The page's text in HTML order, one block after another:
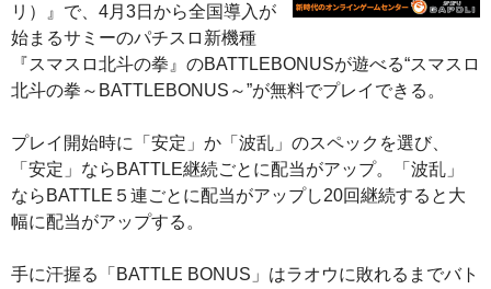
リ）』で、4月3日から全国導入が
始まるサミーのパチスロ新機種
『スマスロ北斗の拳』のBATTLEBONUSが遊べる“スマスロ
北斗の拳～BATTLEBONUS～”が無料でプレイできる。
プレイ開始時に「安定」か「波乱」のスペックを選び、
「安定」ならBATTLE継続ごとに配当がアップ。「波乱」
ならBATTLE５連ごとに配当がアップし20回継続すると大
幅に配当がアップする。
手に汗握る「BATTLE BONUS」はラオウに敗れるまでバト